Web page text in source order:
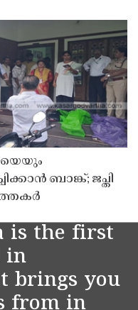
ബാങ്ക്; ജപ്തി
is the first
in
brings you
from in